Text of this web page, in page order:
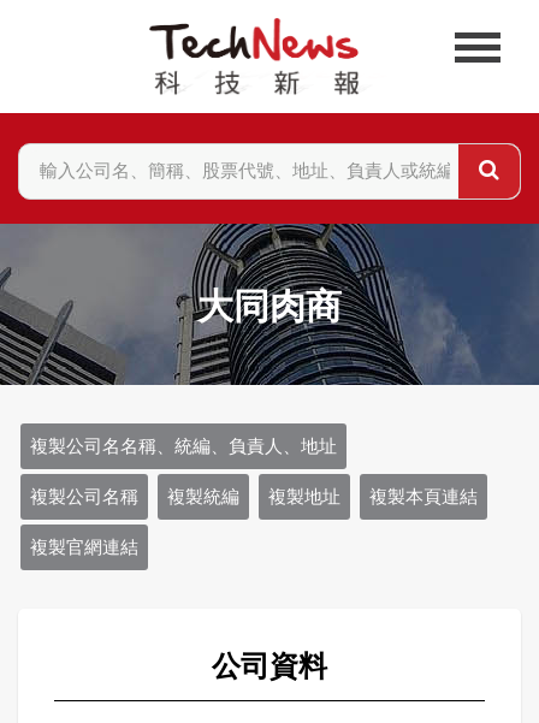
大同肉商
複製公司名名稱、統編、負責人、地址
複製公司名稱 複製統編 複製地址 複製本頁連結
複製官網連結
公司資料